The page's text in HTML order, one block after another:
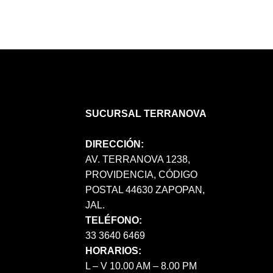
SUCURSAL TERRANOVA
DIRECCIÓN:
AV. TERRANOVA 1238,
PROVIDENCIA, CÓDIGO
POSTAL 44630 ZAPOPAN,
JAL.
TELÉFONO:
33 3640 6469
HORARIOS:
L – V 10.00 AM – 8.00 PM